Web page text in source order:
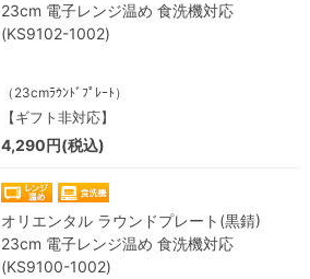
23cm 電子レンジ温め 食洗機対応
(KS9102-1002)
（23cmﾗｳﾝﾄﾞﾌﾟﾚｰﾄ）
【ギフト非対応】
4,290円(税込)
オリエンタル ラウンドプレート(黒錆)
23cm 電子レンジ温め 食洗機対応
(KS9100-1002)